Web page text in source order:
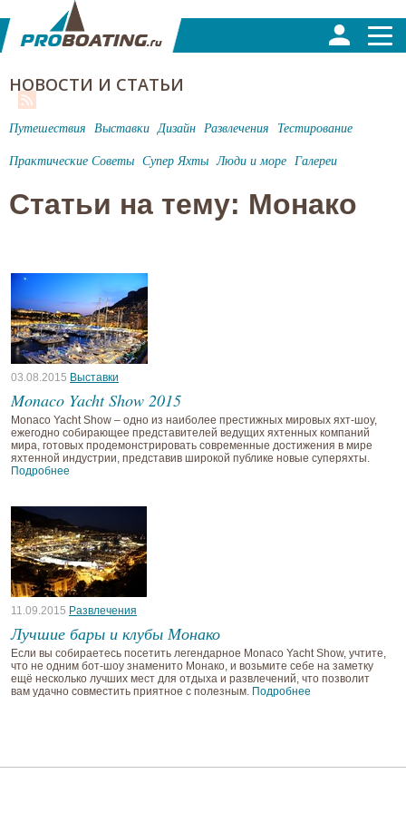
НОВОСТИ И СТАТЬИ
Путешествия Выставки Дизайн Развлечения Тестирование
Практические Советы Супер Яхты Люди и море Галереи
Статьи на тему: Монако
03.08.2015 Выставки
Monaco Yacht Show 2015
Monaco Yacht Show – одно из наиболее престижных мировых яхт-шоу,
ежегодно собирающее представителей ведущих яхтенных компаний
мира, готовых продемонстрировать современные достижения в мире
яхтенной индустрии, представив широкой публике новые суперяхты.
Подробнее
11.09.2015 Развлечения
Лучшие бары и клубы Монако
Если вы собираетесь посетить легендарное Monaco Yacht Show, учтите,
что не одним бот-шоу знаменито Монако, и возьмите себе на заметку
ещё несколько лучших мест для отдыха и развлечений, что позволит
вам удачно совместить приятное с полезным. Подробнее